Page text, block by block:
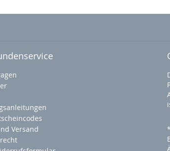
Versand